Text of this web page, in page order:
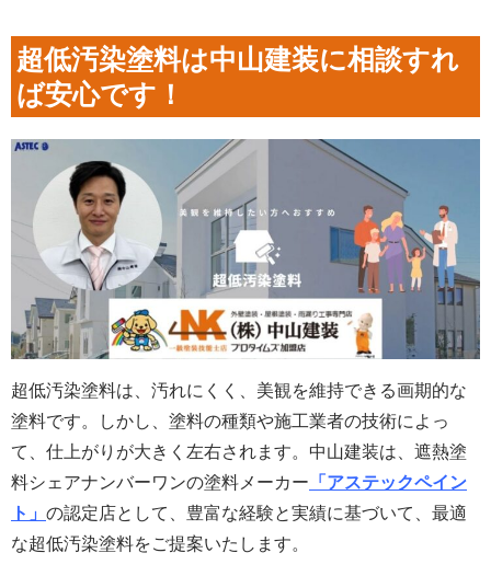
超低汚染塗料は中山建装に相談すれ
ば安心です！
超低汚染塗料は、汚れにくく、美観を維持できる画期的な
塗料です。しかし、塗料の種類や施工業者の技術によっ
て、仕上がりが大きく左右されます。中山建装は、遮熱塗
料シェアナンバーワンの塗料メーカー 「アステックペイン
ト」 の認定店として、豊富な経験と実績に基づいて、最適
な超低汚染塗料をご提案いたします。